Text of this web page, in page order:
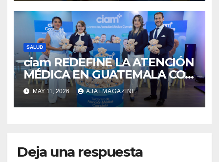
SALUD
ciam REDEFINE LA ATENCIÓN
MÉDICA EN GUATEMALA CON
SU NUEVO MODELO
INTEGRAL
MAY 11, 2026 AJALMAGAZINE
Deja una respuesta